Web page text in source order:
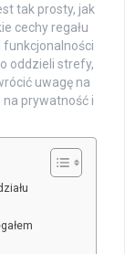
tak prosty, jak
cechy regału
funkcjonalności
oddzieli strefy,
uwagę na
na prywatność i